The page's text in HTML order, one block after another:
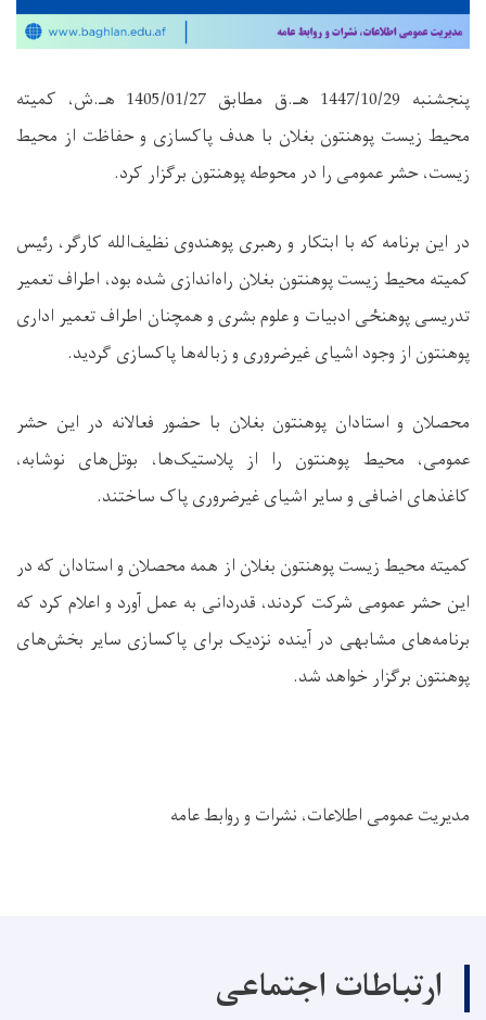
پنجشنبه 1447/10/29 هـ.ق مطابق 1405/01/27 هـ.ش، کمیته
محیط زیست پوهنتون بغلان با هدف پاکسازی و حفاظت از محیط
زیست، حشر عمومی را در محوطه پوهنتون برگزار کرد.
در این برنامه که با ابتکار و رهبری پوهندوی نظیف‌الله کارگر، رئیس
کمیته محیط زیست پوهنتون بغلان راه‌اندازی شده بود، اطراف تعمیر
تدریسی پوهنځی ادبیات و علوم بشری و همچنان اطراف تعمیر اداری
پوهنتون از وجود اشیای غیرضروری و زباله‌ها پاکسازی گردید.
محصلان و استادان پوهنتون بغلان با حضور فعالانه در این حشر
عمومی، محیط پوهنتون را از پلاستیک‌ها، بوتل‌های نوشابه،
کاغذهای اضافی و سایر اشیای غیرضروری پاک ساختند.
کمیته محیط زیست پوهنتون بغلان از همه محصلان و استادان که در
این حشر عمومی شرکت کردند، قدردانی به عمل آورد و اعلام کرد که
برنامه‌های مشابهی در آینده نزدیک برای پاکسازی سایر بخش‌های
پوهنتون برگزار خواهد شد.
مدیریت عمومی اطلاعات، نشرات و روابط عامه
ارتباطات اجتماعی